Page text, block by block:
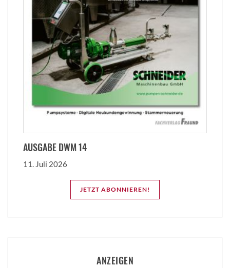
AUSGABE DWM 14
11. Juli 2026
JETZT ABONNIEREN!
ANZEIGEN